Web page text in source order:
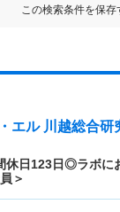
この検索条件を保存
エル 川越総合研
休日123日◎ラボに
＞